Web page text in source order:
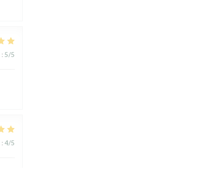
: 5/5
: 4/5